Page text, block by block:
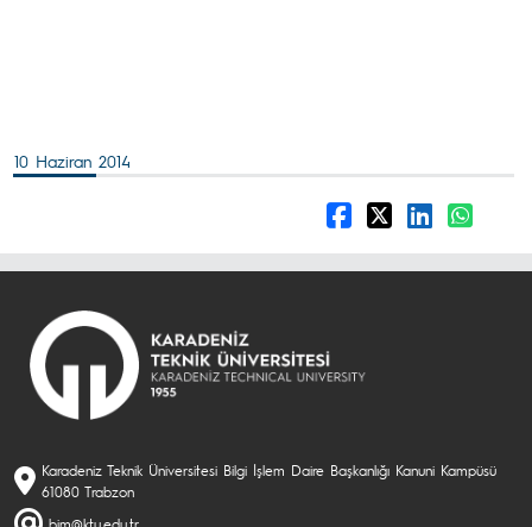
10 Haziran 2014
Karadeniz Teknik Üniversitesi Bilgi İşlem Daire Başkanlığı Kanuni Kampüsü
61080 Trabzon